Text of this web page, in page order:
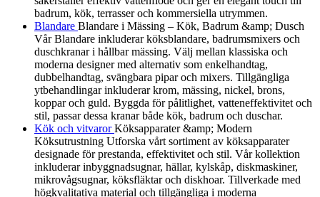
badrum, kök, terrasser och kommersiella utrymmen.
Blandare Blandare i Mässing – Kök, Badrum &amp; Dusch
Vår Blandare inkluderar köksblandare, badrumsmixers och
duschkranar i hållbar mässing. Välj mellan klassiska och
moderna designer med alternativ som enkelhandtag,
dubbelhandtag, svängbara pipar och mixers. Tillgängliga
ytbehandlingar inkluderar krom, mässing, nickel, brons,
koppar och guld. Byggda för pålitlighet, vatteneffektivitet och
stil, passar dessa kranar både kök, badrum och duschar.
Kök och vitvarorKöksapparater &amp; Modern
Köksutrustning Utforska vårt sortiment av köksapparater
designade för prestanda, effektivitet och stil. Vår kollektion
inkluderar inbyggnadsugnar, hällar, kylskåp, diskmaskiner,
mikrovågsugnar, köksfläktar och diskhoar. Tillverkade med
högkvalitativa material och tillgängliga i moderna